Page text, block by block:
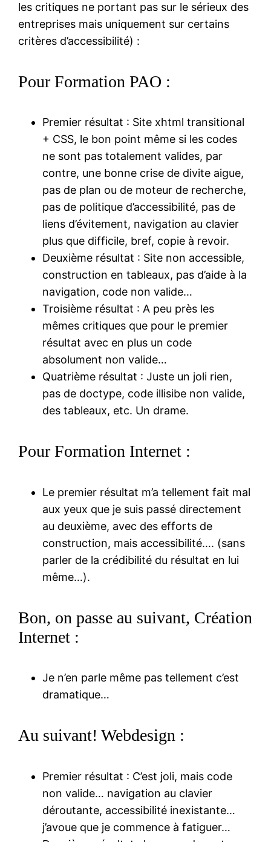
les critiques ne portant pas sur le sérieux des
entreprises mais uniquement sur certains
critères d’accessibilité) :
Pour Formation PAO :
Premier résultat : Site xhtml transitional
+ CSS, le bon point même si les codes
ne sont pas totalement valides, par
contre, une bonne crise de divite aigue,
pas de plan ou de moteur de recherche,
pas de politique d’accessibilité, pas de
liens d’évitement, navigation au clavier
plus que difficile, bref, copie à revoir.
Deuxième résultat : Site non accessible,
construction en tableaux, pas d’aide à la
navigation, code non valide…
Troisième résultat : A peu près les
mêmes critiques que pour le premier
résultat avec en plus un code
absolument non valide…
Quatrième résultat : Juste un joli rien,
pas de doctype, code illisibe non valide,
des tableaux, etc. Un drame.
Pour Formation Internet :
Le premier résultat m’a tellement fait mal
aux yeux que je suis passé directement
au deuxième, avec des efforts de
construction, mais accessibilité…. (sans
parler de la crédibilité du résultat en lui
même…).
Bon, on passe au suivant, Création
Internet :
Je n’en parle même pas tellement c’est
dramatique…
Au suivant! Webdesign :
Premier résultat : C’est joli, mais code
non valide… navigation au clavier
déroutante, accessibilité inexistante…
j’avoue que je commence à fatiguer…